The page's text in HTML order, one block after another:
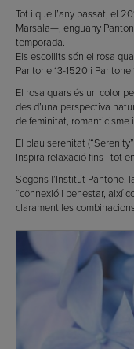
Tot i que l’any passat, el
Marsala—, enguany
temporada.
Els escollits són el rosa
Pantone 13-1520 i Pantone
El rosa quars és un color
des d’una perspectiva
de feminitat, romanticisme
El blau serenitat
Inspira relaxació fins i tot
Segons l’Institut Pantone,
“connexió i benestar, així
clarament les